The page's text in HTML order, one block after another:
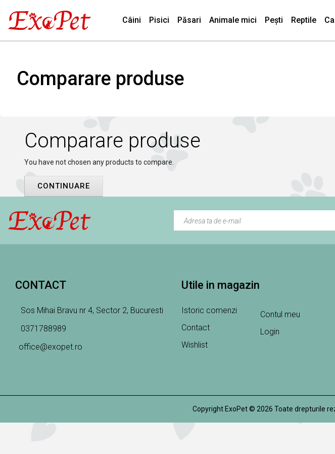
Câini Pisici Păsari Animale mici Pești Reptile
Comparare produse
Comparare produse
You have not chosen any products to compare.
CONTINUARE
CONTACT
Sos Mihai Bravu nr 4, Sector 2, Bucuresti
0371788989
office@exopet.ro
Utile in magazin
Istoric comenzi
Contact
Wishlist
Contul meu
Login
Copyright ExoPet © 2026 Toate drepturile